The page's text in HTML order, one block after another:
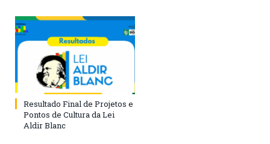
Resultado Final de Projetos e
Pontos de Cultura da Lei
Aldir Blanc